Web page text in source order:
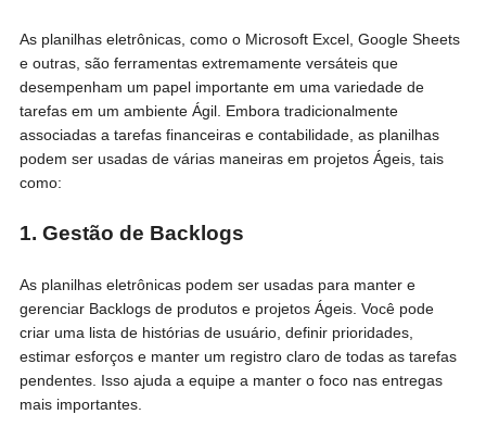
As planilhas eletrônicas, como o Microsoft Excel, Google Sheets
e outras, são ferramentas extremamente versáteis que
desempenham um papel importante em uma variedade de
tarefas em um ambiente Ágil. Embora tradicionalmente
associadas a tarefas financeiras e contabilidade, as planilhas
podem ser usadas de várias maneiras em projetos Ágeis, tais
como:
1. Gestão de Backlogs
As planilhas eletrônicas podem ser usadas para manter e
gerenciar Backlogs de produtos e projetos Ágeis. Você pode
criar uma lista de histórias de usuário, definir prioridades,
estimar esforços e manter um registro claro de todas as tarefas
pendentes. Isso ajuda a equipe a manter o foco nas entregas
mais importantes.